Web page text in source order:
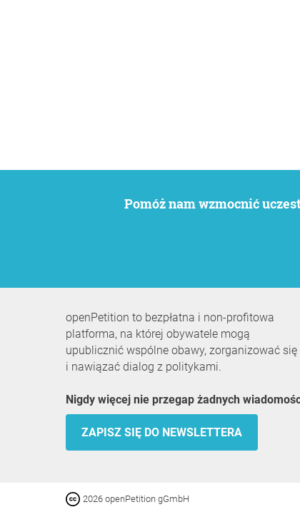
Pomóż nam wzmocnić
openPetition to bezpłatna i non-profitowa
platforma, na której obywatele mogą
upublicznić wspólne obawy, zorganizować się
i nawiązać dialog z politykami.
Nigdy więcej nie przegap żadnych
ZAPISZ SIĘ DO NEWSLETTERA
2026 openPetition gGmbH